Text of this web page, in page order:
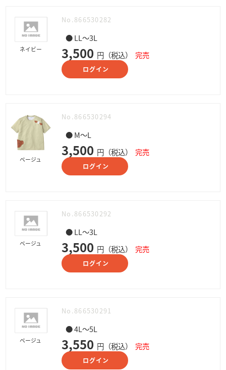
ネイビー
No.866530282
● LL～3L
3,500 円（税込） 完売
ログイン
ベージュ
No.866530294
● M～L
3,500 円（税込） 完売
ログイン
ベージュ
No.866530292
● LL～3L
3,500 円（税込） 完売
ログイン
ベージュ
No.866530291
● 4L～5L
3,550 円（税込） 完売
ログイン